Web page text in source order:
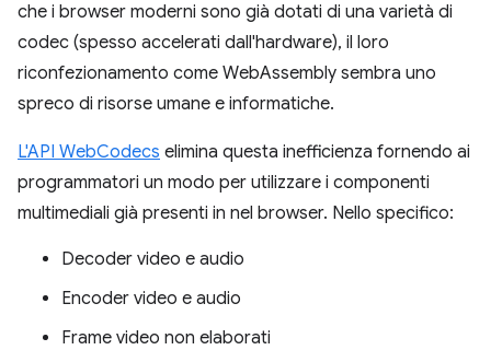
che i browser moderni sono già dotati di una varietà di
codec (spesso accelerati dall'hardware), il loro
riconfezionamento come WebAssembly sembra uno
spreco di risorse umane e informatiche.
L'API WebCodecs elimina questa inefficienza fornendo ai
programmatori un modo per utilizzare i componenti
multimediali già presenti in nel browser. Nello specifico:
Decoder video e audio
Encoder video e audio
Frame video non elaborati